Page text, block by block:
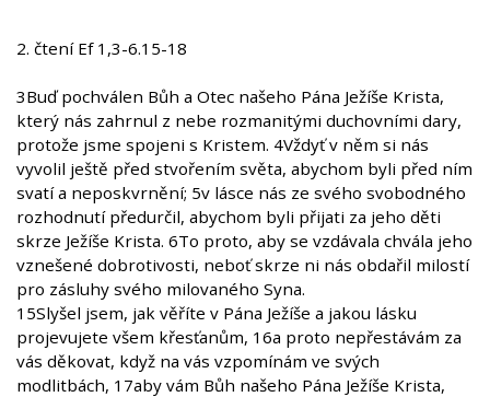
2. čtení Ef 1,3-6.15-18
3Buď pochválen Bůh a Otec našeho Pána Ježíše Krista,
který nás zahrnul z nebe rozmanitými duchovními dary,
protože jsme spojeni s Kristem. 4Vždyť v něm si nás
vyvolil ještě před stvořením světa, abychom byli před ním
svatí a neposkvrnění; 5v lásce nás ze svého svobodného
rozhodnutí předurčil, abychom byli přijati za jeho děti
skrze Ježíše Krista. 6To proto, aby se vzdávala chvála jeho
vznešené dobrotivosti, neboť skrze ni nás obdařil milostí
pro zásluhy svého milovaného Syna.
15Slyšel jsem, jak věříte v Pána Ježíše a jakou lásku
projevujete všem křesťanům, 16a proto nepřestávám za
vás děkovat, když na vás vzpomínám ve svých
modlitbách, 17aby vám Bůh našeho Pána Ježíše Krista,